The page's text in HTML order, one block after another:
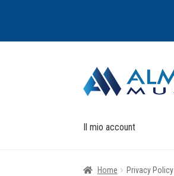
Vai
alla
Vai
al
Il mio account
Home Privacy Policy